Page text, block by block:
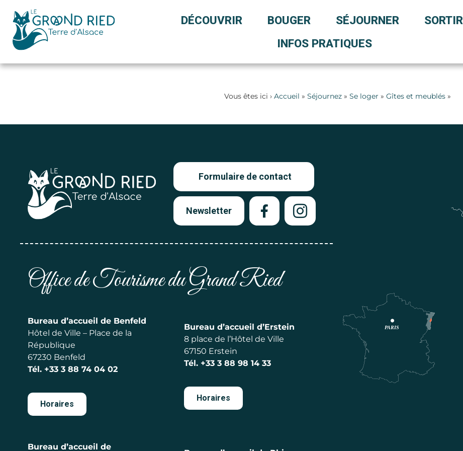
DÉCOUVRIR BOUGER SÉJOURNER
SORTIR
INFOS PRATIQUES
Vous êtes ici ›Accueil »Séjournez »Se loger »Gîtes et meublés »
Formulaire de contact
Newsletter
Office de Tourisme du Grand Ried
Bureau d’accueil de Benfeld
Hôtel de Ville – Place de la
République
67230 Benfeld
Tél. +33 3 88 74 04 02
Horaires
Bureau d’accueil d’Erstein
8 place de l’Hôtel de Ville
67150 Erstein
Tél. +33 3 88 98 14 33
Horaires
Bureau d’accueil de